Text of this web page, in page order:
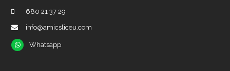
680 21 37 29
info@amicsliceu.com
Whatsapp
Whatsapp